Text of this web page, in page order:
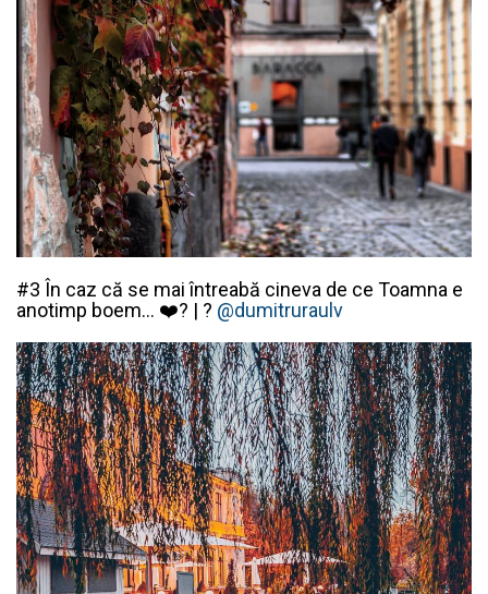
#3 În caz că se mai întreabă cineva de ce Toamna e
anotimp boem… ❤️? | ? @dumitruraulv